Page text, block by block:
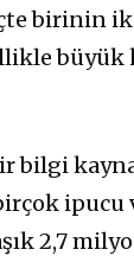
birinin
büyük
ipucu
2,7